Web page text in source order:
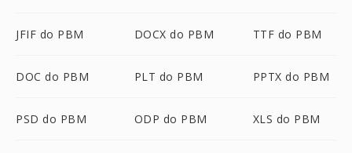
JFIF do PBM DOCX do PBM TTF do PBM
DOC do PBM PLT do PBM PPTX do PBM
PSD do PBM ODP do PBM XLS do PBM